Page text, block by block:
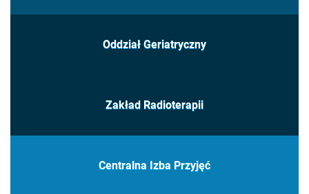
Oddział Geriatryczny
Zakład Radioterapii
Centralna Izba Przyjęć